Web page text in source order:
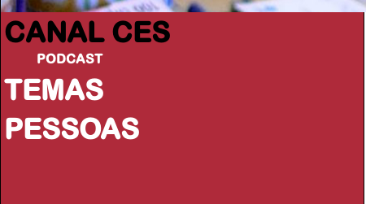
CANAL CES
PODCAST
TEMAS
PESSOAS